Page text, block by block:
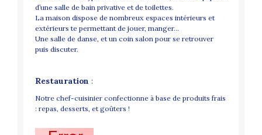
d’une salle de bain privative et de toilettes.
La maison dispose de nombreux espaces intérieurs et
extérieurs te permettant de jouer, manger…
Une salle de danse, et un coin salon pour se retrouver
puis discuter.
Restauration :
Notre chef-cuisinier confectionne à base de produits frais
: repas, desserts, et goûters !